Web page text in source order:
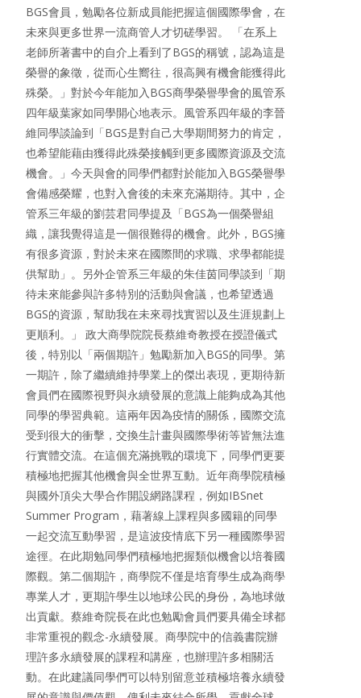
BGS會員，勉勵各位新成員能把握這個國際學會，在
未來與更多世界一流商管人才切磋學習。 「在系上
老師所著書中的自介上看到了BGS的稱號，認為這是
榮譽的象徵，從而心生嚮往，很高興有機會能獲得此
殊榮。」對於今年能加入BGS商學榮譽學會的風管系
四年級葉家如同學開心地表示。風管系四年級的李晉
維同學談論到「BGS是對自己大學期間努力的肯定，
也希望能藉由獲得此殊榮接觸到更多國際資源及交流
機會。」今天與會的同學們都對於能加入BGS榮譽學
會備感榮耀，也對入會後的未來充滿期待。其中，企
管系三年級的劉芸君同學提及「BGS為一個榮譽組
織，讓我覺得這是一個很難得的機會。此外，BGS擁
有很多資源，對於未來在國際間的求職、求學都能提
供幫助」。另外企管系三年級的朱佳茵同學談到「期
待未來能參與許多特別的活動與會議，也希望透過
BGS的資源，幫助我在未來尋找實習以及生涯規劃上
更順利。」 政大商學院院長蔡維奇教授在授證儀式
後，特別以「兩個期許」勉勵新加入BGS的同學。第
一期許，除了繼續維持學業上的傑出表現，更期待新
會員們在國際視野與永續發展的意識上能夠成為其他
同學的學習典範。這兩年因為疫情的關係，國際交流
受到很大的衝擊，交換生計畫與國際學術等皆無法進
行實體交流。在這個充滿挑戰的環境下，同學們更要
積極地把握其他機會與全世界互動。近年商學院積極
與國外頂尖大學合作開設網路課程，例如IBSnet
Summer Program，藉著線上課程與多國籍的同學
一起交流互動學習，是這波疫情底下另一種國際學習
途徑。在此期勉同學們積極地把握類似機會以培養國
際觀。第二個期許，商學院不僅是培育學生成為商學
專業人才，更期許學生以地球公民的身份，為地球做
出貢獻。蔡維奇院長在此也勉勵會員們要具備全球都
非常重視的觀念-永續發展。商學院中的信義書院辦
理許多永續發展的課程和講座，也辦理許多相關活
動。在此建議同學們可以特別留意並積極培養永續發